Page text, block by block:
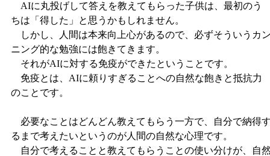
AIに丸投げして答えを教えてもらった子供は、最初のう
ちは「得した」と思うかもしれません。
しかし、人間は本来向上心があるので、必ずそういうカ
ニング的な勉強には飽きてきます。
それがAIに対する免疫ができたということです。
免疫とは、AIに頼りすぎることへの自然な飽きと抵抗力
のことです。
必要なことはどんどん教えてもらう一方で、自分で納得
るまで考えたいというのが人間の自然な心理です。
自分で考えることと教えてもらうことの使い分けが、自